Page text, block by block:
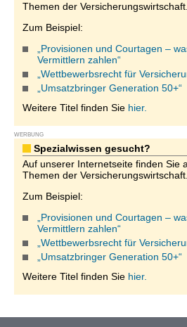
Themen der Versicherungswirtschaft.
Zum Beispiel:
„Provisionen und Courtagen –
Vermittlern zahlen“
„Wettbewerbsrecht für
„Umsatzbringer Generation 50+“
Weitere Titel finden Sie hier.
WERBUNG
Spezialwissen gesucht?
Auf unserer Internetseite finden Sie
Themen der Versicherungswirtschaft.
Zum Beispiel:
„Provisionen und Courtagen –
Vermittlern zahlen“
„Wettbewerbsrecht für
„Umsatzbringer Generation 50+“
Weitere Titel finden Sie hier.